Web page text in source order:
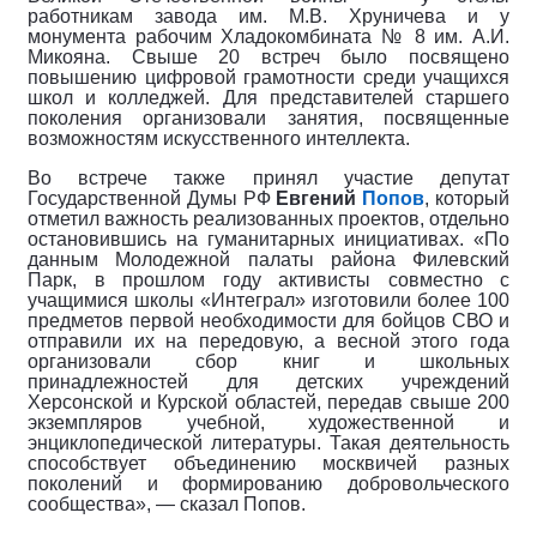
работникам завода им. М.В. Хруничева и у
монумента рабочим Хладокомбината № 8 им. А.И.
Микояна. Свыше 20 встреч было посвящено
повышению цифровой грамотности среди учащихся
школ и колледжей. Для представителей старшего
поколения организовали занятия, посвященные
возможностям искусственного интеллекта.
Во встрече также принял участие депутат
Государственной Думы РФ Евгений Попов, который
отметил важность реализованных проектов, отдельно
остановившись на гуманитарных инициативах. «По
данным Молодежной палаты района Филевский
Парк, в прошлом году активисты совместно с
учащимися школы «Интеграл» изготовили более 100
предметов первой необходимости для бойцов СВО и
отправили их на передовую, а весной этого года
организовали сбор книг и школьных
принадлежностей для детских учреждений
Херсонской и Курской областей, передав свыше 200
экземпляров учебной, художественной и
энциклопедической литературы. Такая деятельность
способствует объединению москвичей разных
поколений и формированию добровольческого
сообщества», — сказал Попов.